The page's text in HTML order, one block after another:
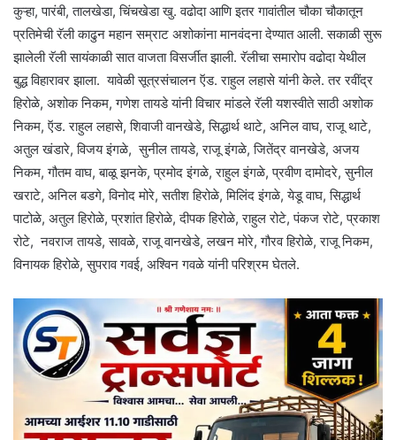
कुऱ्हा, पारंबी, तालखेडा, चिंचखेडा खु. वढोदा आणि इतर गावांतील चौका चौकातून
प्रतिमेची रॅली काढुन महान सम्राट अशोकांना मानवंदना देण्यात आली. सकाळी सुरू
झालेली रॅली सायंकाळी सात वाजता विसर्जीत झाली. रॅलीचा समारोप वढोदा येथील
बुद्ध विहारावर झाला. यावेळी सूत्रसंचालन ऍड. राहुल लहासे यांनी केले. तर रवींद्र
हिरोळे, अशोक निकम, गणेश तायडे यांनी विचार मांडले रॅली यशस्वीते साठी अशोक
निकम, ऍड. राहुल लहासे, शिवाजी वानखेडे, सिद्धार्थ थाटे, अनिल वाघ, राजू थाटे,
अतुल खंडारे, विजय इंगळे, सुनील तायडे, राजू इंगळे, जितेंद्र वानखेडे, अजय
निकम, गौतम वाघ, बाळू झनके, प्रमोद इंगळे, राहुल इंगळे, प्रवीण दामोदरे, सुनील
खराटे, अनिल बडगे, विनोद मोरे, सतीश हिरोळे, मिलिंद इंगळे, येडू वाघ, सिद्धार्थ
पाटोळे, अतुल हिरोळे, प्रशांत हिरोळे, दीपक हिरोळे, राहुल रोटे, पंकज रोटे, प्रकाश
रोटे, नवराज तायडे, सावळे, राजू वानखेडे, लखन मोरे, गौरव हिरोळे, राजू निकम,
विनायक हिरोळे, सुपराव गवई, अश्विन गवळे यांनी परिश्रम घेतले.